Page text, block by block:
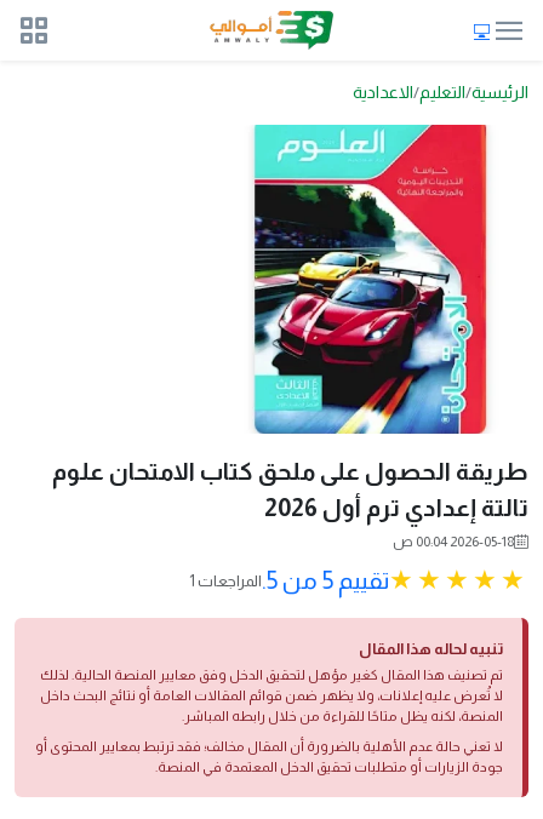
الرئيسية التعليم الاعدادية
طريقة الحصول على ملحق كتاب الامتحان علوم
تالتة إعدادي ترم أول 2026
2026-05-18 00:04 ص
تقييم 5 من 5. 1 المراجعات
تنبيه لحاله هذا المقال
تم تصنيف هذا المقال كغير مؤهل لتحقيق الدخل وفق معايير المنصة الحالية. لذلك
لا تُعرض عليه إعلانات، ولا يظهر ضمن قوائم المقالات العامة أو نتائج البحث داخل
المنصة، لكنه يظل متاحًا للقراءة من خلال رابطه المباشر.
لا تعني حالة عدم الأهلية بالضرورة أن المقال مخالف؛ فقد ترتبط بمعايير المحتوى أو
جودة الزيارات أو متطلبات تحقيق الدخل المعتمدة في المنصة.